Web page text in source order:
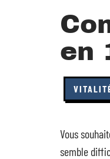
en
Vous
semble